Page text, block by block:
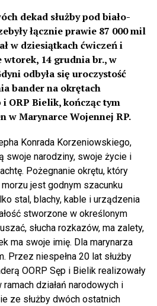
dekad służby pod biało-
łącznie prawie 87 000 mil
w dziesiątkach ćwiczeń i
wtorek, 14 grudnia br., w
odbyła się uroczystość
bander na okrętach
i ORP Bielik, kończąc tym
w Marynarce Wojennej RP.
Konrada Korzeniowskiego,
swoje narodziny, swoje życie i
Pożegnanie okrętu, który
jest godnym szacunku
stal, blachy, kable i urządzenia
stworzone w określonym
słucha rozkazów, ma zalety,
ma swoje imię. Dla marynarza
Przez niespełna 20 lat służby
OORP Sęp i Bielik realizowały
działań narodowych i
ze służby dwóch ostatnich